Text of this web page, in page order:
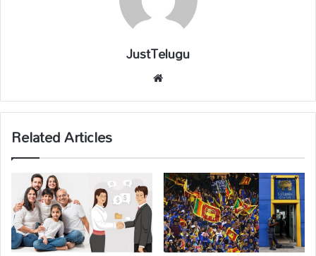
JustTelugu
bsi
te
Related Articles